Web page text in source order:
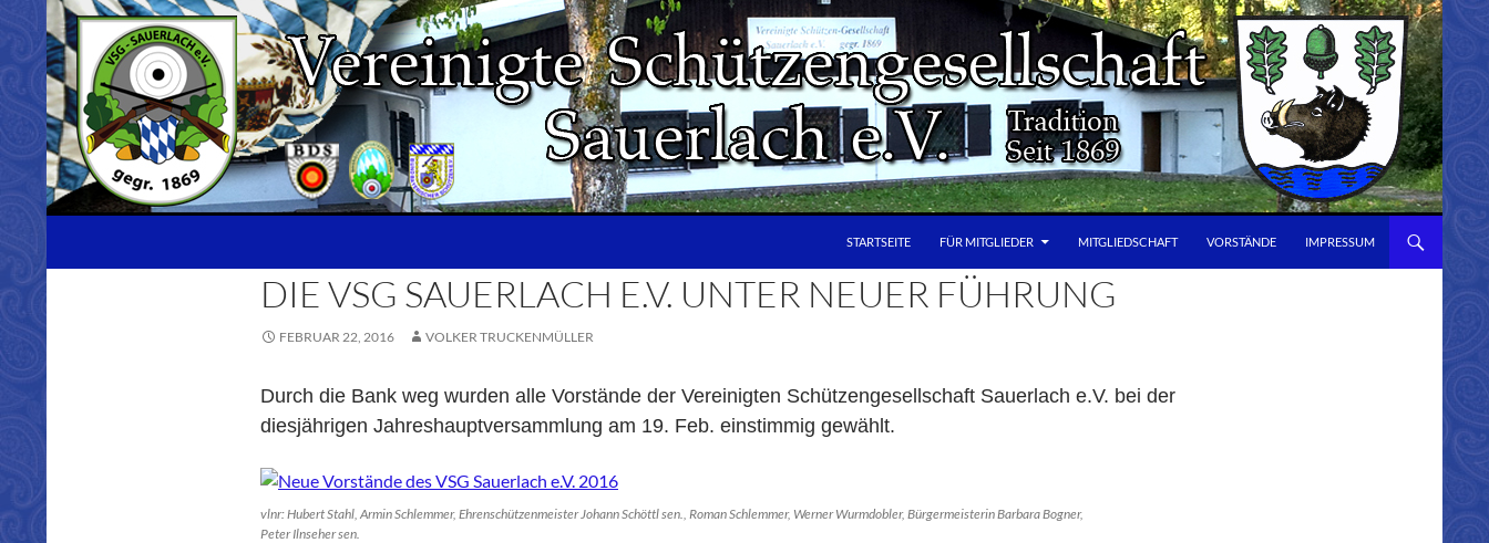
Inhalt
springen
STARTSEITE FÜR MITGLIEDER MITGLIEDSCHAFT VORSTÄNDE IMPRESSUM
DIE VSG SAUERLACH E.V. UNTER NEUER FÜHRUNG
FEBRUAR 22, 2016 VOLKER TRUCKENMÜLLER
Durch die Bank weg wurden alle Vorstände der Vereinigten Schützengesellschaft Sauerlach e.V. bei der
diesjährigen Jahreshauptversammlung am 19. Feb. einstimmig gewählt.
vlnr: Hubert Stahl, Armin Schlemmer, Ehrenschützenmeister Johann Schöttl sen., Roman Schlemmer, Werner Wurmdobler, Bürgermeisterin Barbara Bogner,
Peter Ilnseher sen.